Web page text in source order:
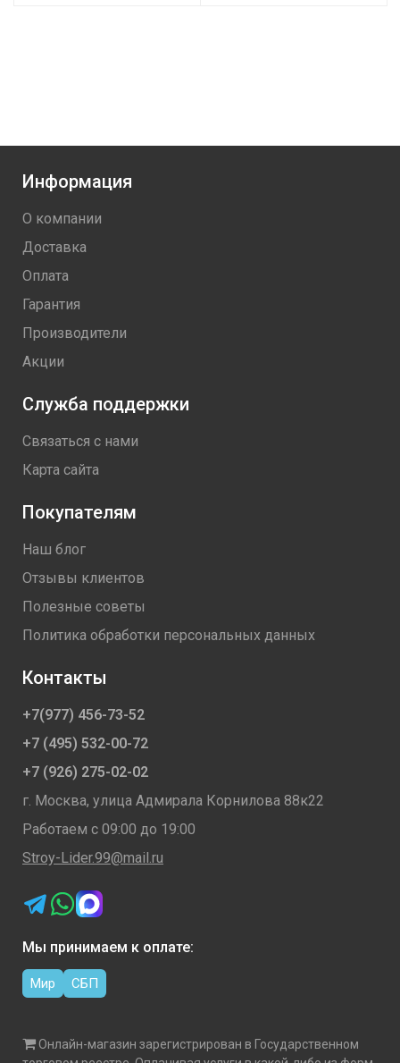
Информация
О компании
Доставка
Оплата
Гарантия
Производители
Акции
Служба поддержки
Связаться с нами
Карта сайта
Покупателям
Наш блог
Отзывы клиентов
Полезные советы
Политика обработки персональных данных
Контакты
+7(977) 456-73-52
+7 (495) 532-00-72
+7 (926) 275-02-02
г. Москва, улица Адмирала Корнилова 88к22
Работаем с 09:00 до 19:00
Stroy-Lider.99@mail.ru
Мы принимаем к оплате:
Мир СБП
Онлайн-магазин зарегистрирован в Государственном